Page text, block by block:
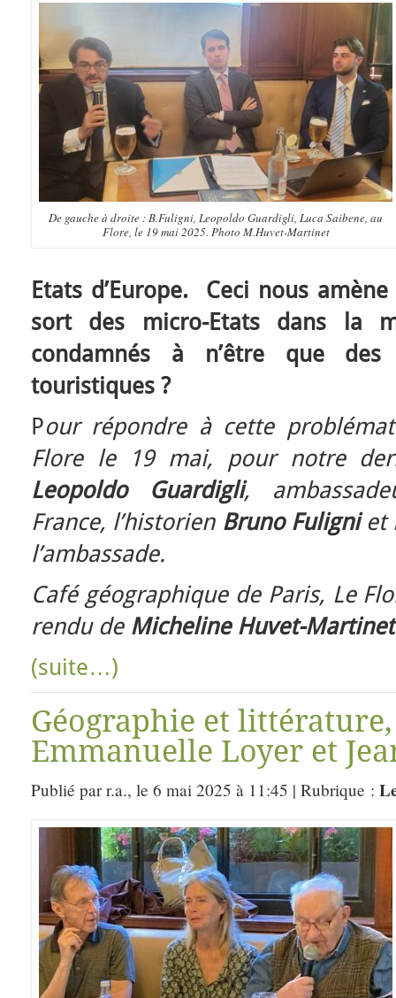
De gauche à droite : B.Fuligni, Leopoldo Guardigli, Luca Saibene, au
Flore, le 19 mai 2025. Photo M.Huvet-Martinet
Etats d’Europe. Ceci nous
sort des micro-Etats dans la
condamnés à n’être que
touristiques ?
Pour répondre à cette
Flore le 19 mai, pour notre
Leopoldo Guardigli,
France, l’historien Bruno Fuligniet
l’ambassade.
Café géographique de Paris, Le
rendu de Micheline Huvet-
(suite…)
Géographie et
Emmanuelle Loyer et
Publié par r.a., le 6 mai 2025 à 11:45 | Rubrique :